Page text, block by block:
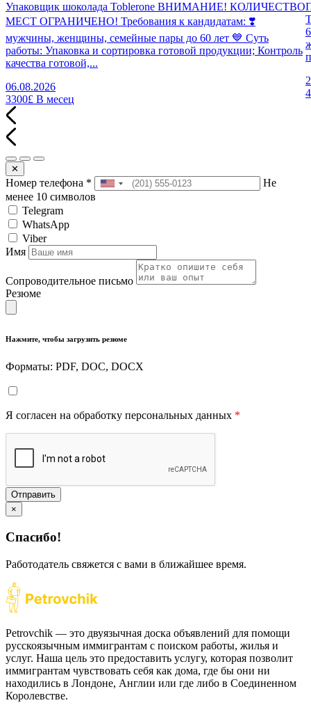
Упаковщик шоколада Toblerone ВНИМАНИЕ! КОЛИЧЕСТВО
МЕСТ ОГРАНИЧЕНО! Требования к кандидатам: ❣️
мужчины, женщины, семейные пары до 60 лет 💙 Суть
работы: Упаковка и сортировка готовой продукции; Контроль
качества готовой,...
06.08.2026
3300£ В месец
✕
Номер телефона *
Не
менее 10 символов
Telegram
WhatsApp
Viber
Имя
Сопроводительное письмо
Резюме
Нажмите, чтобы загрузить резюме
Форматы: PDF, DOC, DOCX
Я согласен на обработку персональных данных *
Отправить
×
Спасибо!
Работодатель свяжется с вами в ближайшее время.
Petrovchik — это двуязычная доска объявлений для помощи
русскоязычным иммигрантам с поиском работы, жилья и
услуг. Наша цель это предоставить услугу, которая позволит
иммигрантам чувствовать себя как дома, где бы они ни
находились в Лондоне, Англии или где либо в Соединенном
Королевстве.